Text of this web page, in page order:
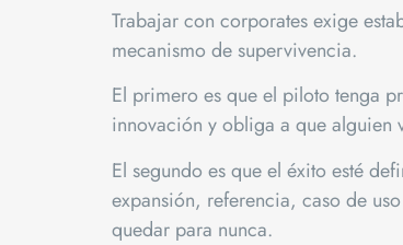
Trabajar con corporates exige
mecanismo de supervivencia.
El primero es que el piloto tenga
innovación y obliga a que alguien
El segundo es que el éxito esté
expansión, referencia, caso de
quedar para nunca.